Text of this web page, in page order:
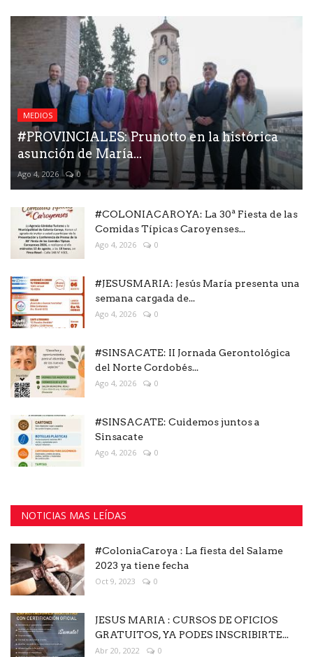
MEDIOS
#PROVINCIALES: Prunotto en la histórica
asunción de María...
Ago 4, 2026 0
#COLONIACAROYA: La 30ª Fiesta de las
Comidas Típicas Caroyenses...
Ago 4, 2026 0
#JESUSMARIA: Jesús María presenta una
semana cargada de...
Ago 4, 2026 0
#SINSACATE: II Jornada Gerontológica
del Norte Cordobés...
Ago 4, 2026 0
#SINSACATE: Cuidemos juntos a
Sinsacate
Ago 4, 2026 0
NOTICIAS MAS LEÍDAS
#ColoniaCaroya : La fiesta del Salame
2023 ya tiene fecha
Oct 9, 2023 0
JESUS MARIA : CURSOS DE OFICIOS
GRATUITOS, YA PODES INSCRIBIRTE...
Abr 20, 2022 0